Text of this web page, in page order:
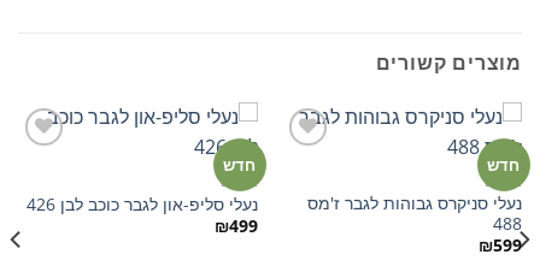
מוצרים קשורים
חדש
הוסף
נעליים
נעלי סניקרס גבוהות לגבר ז'מס
488
₪599
חדש
הוסף
נעליים
נעלי סליפ-און לגבר כוכב לבן 426
₪499